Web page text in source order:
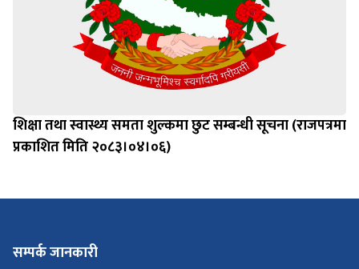
शिक्षा तथा स्वास्थ्य समता शुल्कमा छुट सम्बन्धी सूचना (राजपत्रमा
प्रकाशित मिति २०८३।०४।०६)
सम्पर्क जानकारी